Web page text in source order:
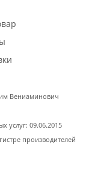
Вениаминович
услуг: 09.06.2015
производителей